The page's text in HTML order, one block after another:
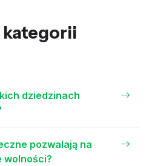
kategorii
dziedzinach
pozwalają na
wolności?